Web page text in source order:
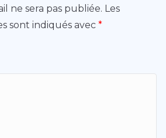
ne sera pas publiée. Les
sont indiqués avec *